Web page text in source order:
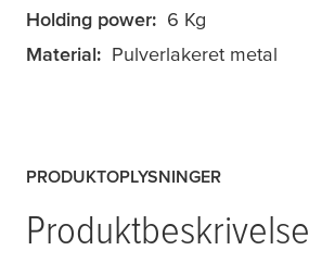
Holding power: 6 Kg
Material: Pulverlakeret metal
PRODUKTOPLYSNINGER
Produktbeskrivelse